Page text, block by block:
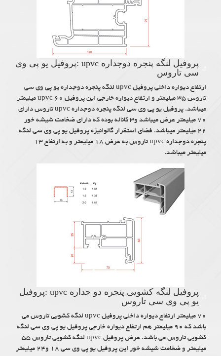
پروفیل لنگه پنجره دوجداره upvc :پروفیل یو پی وی
سی تاروس
ارتفاع دیواره داخلی پروفیل upvc لنگه پنجره دوجداره یو پی وی سی
تاروس ۳۵ میلیمتر و ارتفاع دیواره خارجی این پروفیل upvc ۶۰ میلیمتر
میباشد. پروفیل یو پی وی سی لنگه پنجره دوجداره upvc تاروس دارای
۷۰ میلیمتر عرض میباشد و۳ کاناله بوده که دارای ضخامت شیشه خور
۲۲ میلیمتر میباشد. فضای استقرار گالوانیزه پروفیل یو پی وی سی لنگه
پنجره دوجداره upvc تاروس به عرض ۱۸ میلیمتر و به ارتفاع ۱۳
میلیمتر میباشد.
پروفیل لنگه کشویی پنجره دو جداره upvc :پروفیل
یو پی وی سی تاروس
۷۰ میلیمتر ارتفاع دیواره داخلی پروفیل upvc لنگه کشویی تاروس می
باشد که ۹۰ میلیمتر هم ارتفاع دیواره خارجی پروفیل یو پی وی سی لنگه
کشویی تاروس می باشد. عرض پروفیل upvc لنگه کشویی تاروس ۵۵
میلیمتر و ضخامت شیشه خور این پروفیل یو پی وی سی ۱۸ و۲۴ میلیمتر